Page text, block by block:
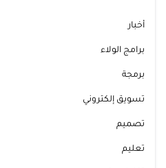
أخبار
برامج الولاء
برمجة
تسويق إلكتروني
تصميم
تعليم